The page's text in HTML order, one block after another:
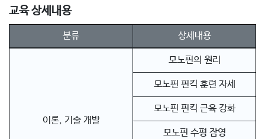
교육 상세내용
분류 상세내용
이론, 기술 개발
모노핀의 원리
모노핀 핀킥 훈련 자세
모노핀 핀킥 근육 강화
모노핀 수평 잠영